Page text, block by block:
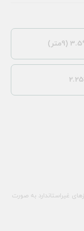
غیراستاندارد به صورت